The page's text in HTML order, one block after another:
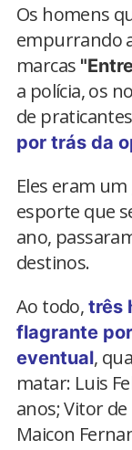
Os homens
empurrando
marcas
a polícia, os
de
por trás da
Eles eram
esporte que
ano,
destinos.
Ao todo, três
flagrante
eventual,
matar: Luis
anos; Vitor de
Maicon